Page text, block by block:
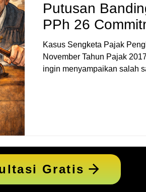
Putusan
PPh 26
Kasus Sengketa Pajak
November Tahun Pajak
ingin menyampaikan salah
Rp.696.9
Gratis